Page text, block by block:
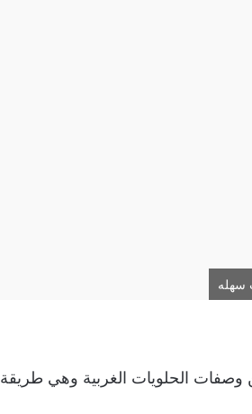
الحلويات الغربية وهي طريقة